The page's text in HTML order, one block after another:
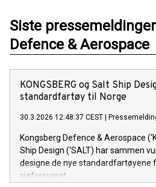
Siste
Defence & Aerospace
KONGSBERG og Salt Ship
standardfartøy til Norge
30.3.2026 12:48:37 CEST |
Kongsberg Defence & Aerospace
Ship Design (‘SALT) har sammen
designe de nye standardfartøyene
sjøforsvaret.